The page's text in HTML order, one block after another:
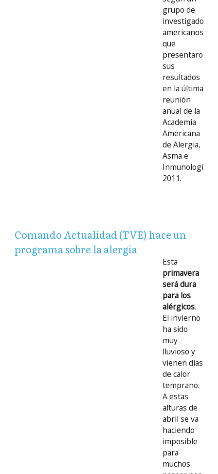
grupo de
investigadores
americanos
que
presentaron
sus
resultados
en la última
reunión
anual de la
Academia
Americana
de Alergia,
Asma e
Inmunología
2011.
Comando Actualidad (TVE) hace un
programa sobre la alergia
Esta
primavera
será dura
para los
alérgicos.
El invierno
ha sido
muy
lluvioso y
vienen días
de calor
temprano.
A estas
alturas de
abril se va
haciendo
imposible
para
muchos